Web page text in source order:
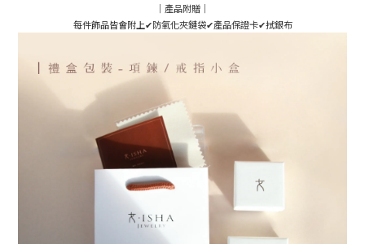
｜產品附贈｜
每件飾品皆會附上✔防氧化夾鏈袋✔產品保證卡✔拭銀布